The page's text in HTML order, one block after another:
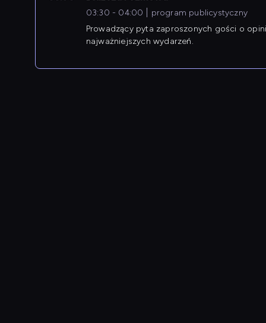
03:30 - 04:00
program publicystyczny
Prowadzący pyta zaproszonych gości o
najważniejszych wydarzeń.